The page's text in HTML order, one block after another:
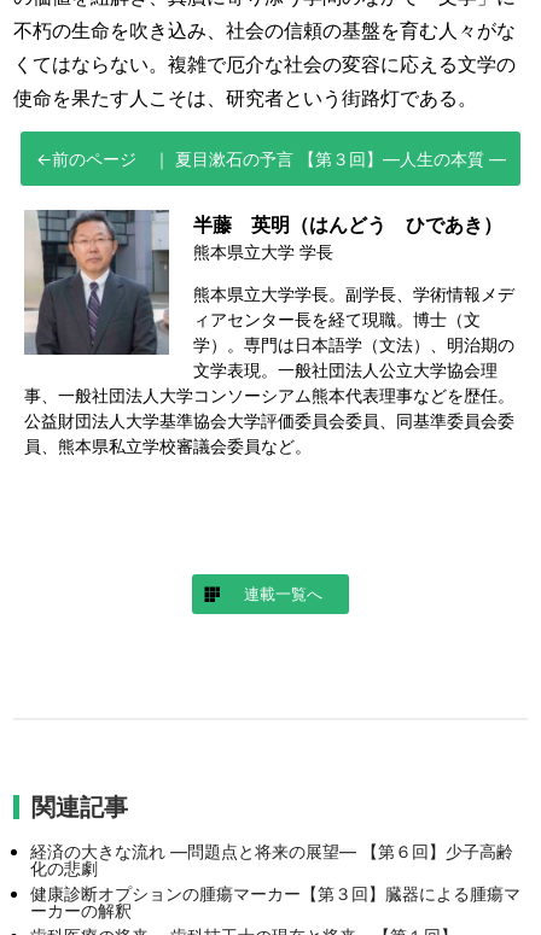
不朽の生命を吹き込み、社会の信頼の基盤を育む人々がな
くてはならない。複雑で厄介な社会の変容に応える文学の
使命を果たす人こそは、研究者という街路灯である。
夏目漱石の予言 【第３回】 ―人生の本質 ―
半藤 英明（はんどう ひであき）
熊本県立大学 学長
熊本県立大学学長。副学長、学術情報メデ
ィアセンター長を経て現職。博士（文
学）。専門は日本語学（文法）、明治期の
文学表現。一般社団法人公立大学協会理
事、一般社団法人大学コンソーシアム熊本代表理事などを歴任。
公益財団法人大学基準協会大学評価委員会委員、同基準委員会委
員、熊本県私立学校審議会委員など。
連載一覧へ
関連記事
経済の大きな流れ ―問題点と将来の展望― 【第６回】少子高齢
化の悲劇
健康診断オプションの腫瘍マーカー【第３回】 臓器による腫瘍マ
ーカーの解釈